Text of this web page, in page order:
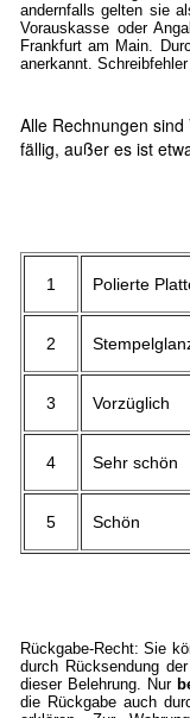
andernfalls gelten sie
Vorauskasse oder
Frankfurt am Main.
anerkannt.
Alle Rechnungen
fällig, außer es ist
1 Polierte
2
3 Vorzüglich
4 Sehr schön
5 Schön
Rückgabe-Recht: Sie
durch Rücksendung
dieser Belehrung. Nur
die Rückgabe auch